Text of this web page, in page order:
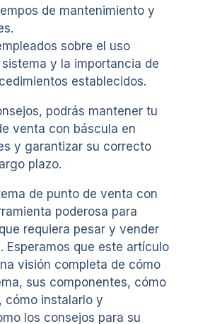
de mantenimiento y
sobre el uso
y la importancia de
establecidos.
podrás mantener tu
venta con báscula en
y garantizar su correcto
plazo.
de punto de venta con
poderosa para
requiera pesar y vender
Esperamos que este artículo
visión completa de cómo
sus componentes, cómo
cómo instalarlo y
los consejos para su